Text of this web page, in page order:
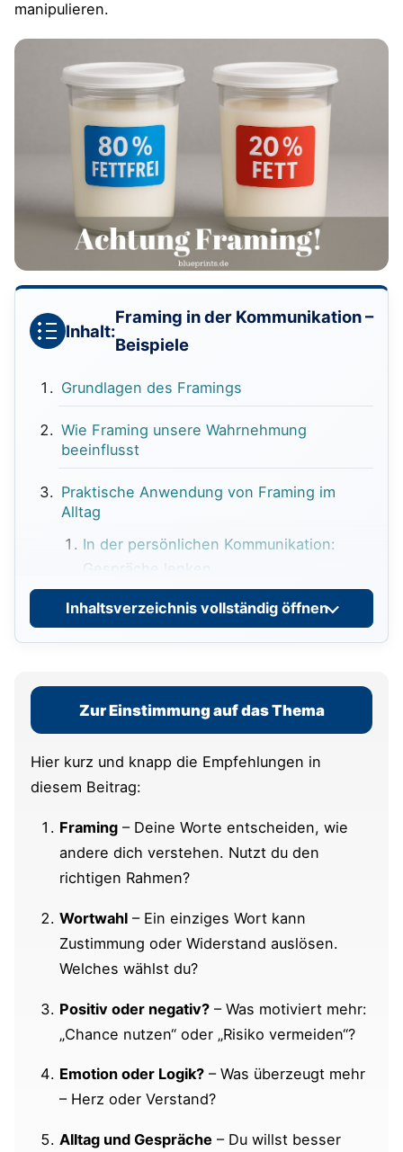
manipulieren.
Inhalt:
Framing in der Kommunikation –
Beispiele
Grundlagen des Framings
Wie Framing unsere Wahrnehmung
beeinflusst
Praktische Anwendung von Framing im
Alltag
In der persönlichen Kommunikation:
Gespräche lenken
Framing in Verhandlungen: Mit der
richtigen Wortwahl überzeugen
Framing in der Werbung erkennen:
Manipulative Botschaften durchschauen
Beeinflussung schützt
Praktische Tipps zur bewussten
Das eigene Framing optimieren
Klare, überzeugende Kommunikation im
Beispiele für gelungene und
blueprints-Pareto-Tipp: Framing in der
Kommunikation
Inhaltsverzeichnis vollständig öffnen
Zur Einstimmung auf das Thema
Hier kurz und knapp die Empfehlungen in
diesem Beitrag:
Framing – Deine Worte entscheiden, wie
andere dich verstehen. Nutzt du den
richtigen Rahmen?
Wortwahl – Ein einziges Wort kann
Zustimmung oder Widerstand auslösen.
Welches wählst du?
Positiv oder negativ? – Was motiviert mehr:
„Chance nutzen“ oder „Risiko vermeiden“?
Emotion oder Logik? – Was überzeugt mehr
– Herz oder Verstand?
Alltag und Gespräche – Du willst besser